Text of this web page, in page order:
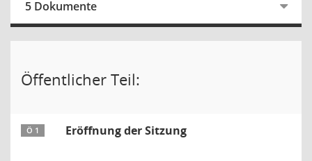
5 Dokumente
Öffentlicher Teil:
Ö 1 Eröffnung der Sitzung